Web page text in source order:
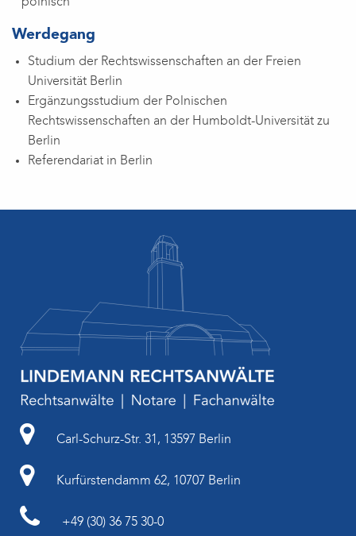
Werdegang
Studium der Rechtswissenschaften an der Freien
Universität Berlin
Ergänzungsstudium der Polnischen
Rechtswissenschaften an der Humboldt-Universität zu
Berlin
Referendariat in Berlin
Carl-Schurz-Str. 31, 13597 Berlin
Kurfürstendamm 62, 10707 Berlin
+49 (30) 36 75 30-0